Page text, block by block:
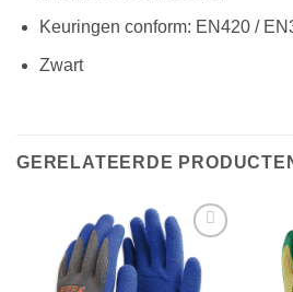
Keuringen conform: EN420 /
Zwart
GERELATEERDE
Toevoegen
aan
verlanglijst